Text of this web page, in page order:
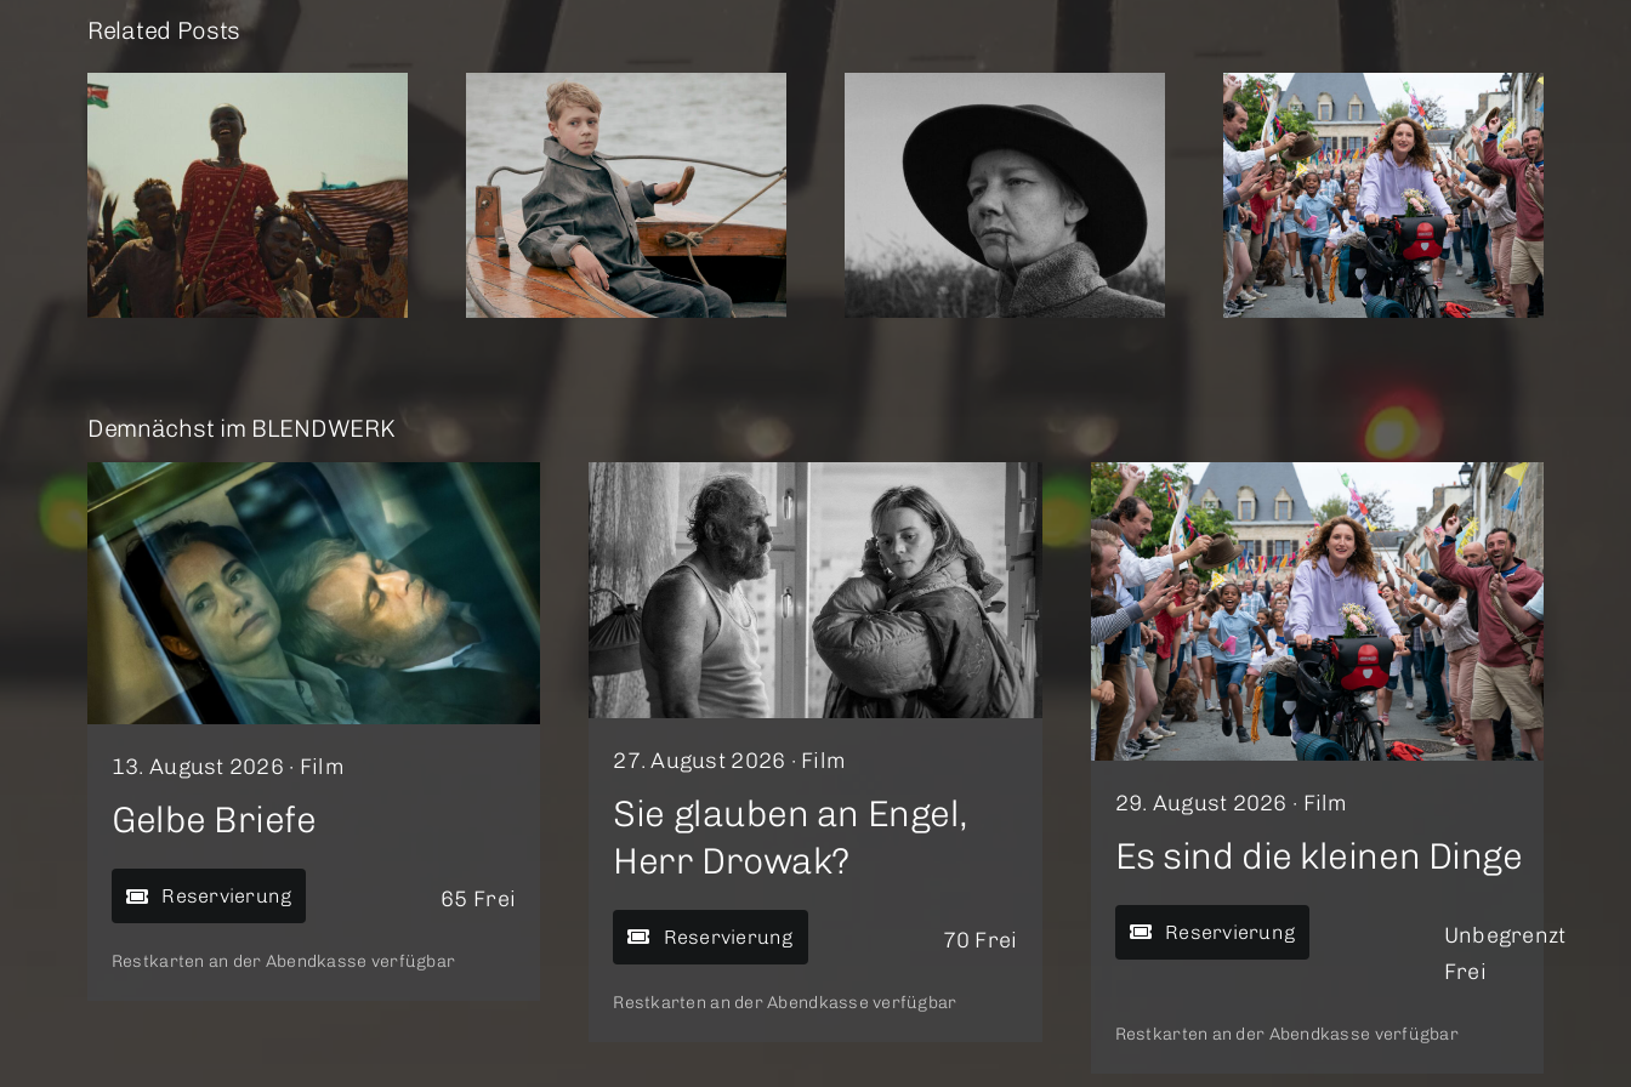
Related Posts
Amrum Rose
Es sind die kleinen
Dinge
Nawi – Dear Future Me
Demnächst im BLENDWERK
13. August 2026 · Film
Gelbe Briefe
Reservierung 65 Frei
Restkarten an der Abendkasse verfügbar
27. August 2026 · Film
Sie glauben an Engel,
Herr Drowak?
Reservierung 70 Frei
Restkarten an der Abendkasse verfügbar
29. August 2026 · Film
Es sind die kleinen Dinge
Reservierung
Unbegrenzt
Frei
Restkarten an der Abendkasse verfügbar